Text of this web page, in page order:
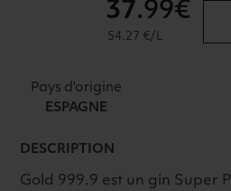
37.99€
54.27 €/L
Pays d'origine
ESPAGNE
DESCRIPTION
Gold 999.9 est un gin Super